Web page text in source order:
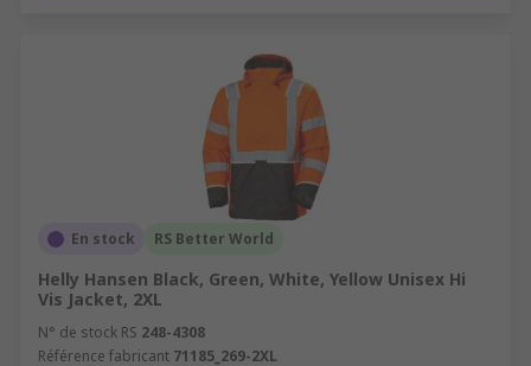
En stock RS Better World
Helly Hansen Black, Green, White, Yellow Unisex Hi
Vis Jacket, 2XL
N° de stock RS 248-4308
Référence fabricant 71185_269-2XL